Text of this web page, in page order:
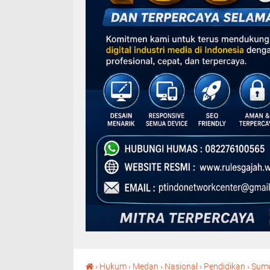
› Hukum › Medan › Nasional › Pendidikan ›